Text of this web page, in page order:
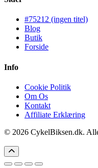
#75212 (ingen titel)
Blog
Butik
Forside
Info
Cookie Politik
Om Os
Kontakt
Affiliate Erklæring
© 2026 CykelBiksen.dk.